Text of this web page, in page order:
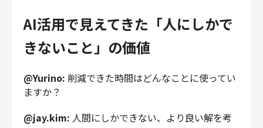
AI活用で見えてきた「人にしかで
きないこと」の価値
@Yurino: 削減できた時間はどんなことに使ってい
ますか？
@jay.kim: 人間にしかできない、より良い解を考